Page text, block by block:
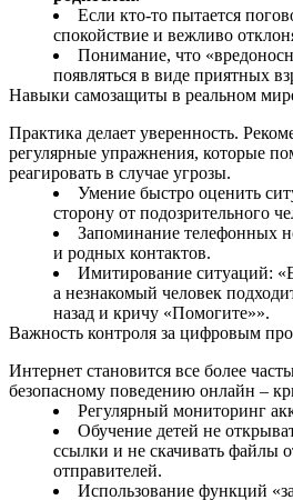
Если кто‑то пытается
спокойствие и вежливо
Понимание, что
появляться в виде приятных
Навыки самозащиты в реальном
Практика делает уверенность.
регулярные упражнения, которые
реагировать в случае угрозы.
Умение быстро оценить
сторону от подозрительного
Запоминание телефонных
и родных контактов.
Имитирование ситуаций:
а незнакомый человек
назад и кричу «Помогите»».
Важность контроля за цифровым
Интернет становится все более
безопасному поведению онлайн –
Регулярный мониторинг
Обучение детей не
ссылки и не скачивать файлы
отправителей.
Использование функций